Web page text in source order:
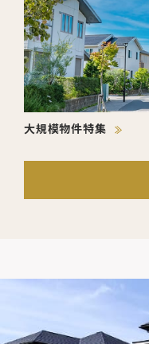
大規模物件特集